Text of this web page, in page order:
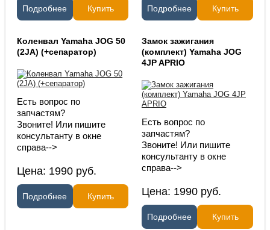
Подробнее Купить Подробнее Купить
Коленвал Yamaha JOG 50
(2JА) (+сепаратор)
Есть вопрос по
запчастям?
Звоните! Или пишите
консультанту в окне
справа-->
Цена: 1990 руб.
Подробнее Купить
Замок зажигания
(комплект) Yamaha JOG
4JP APRIO
Есть вопрос по
запчастям?
Звоните! Или пишите
консультанту в окне
справа-->
Цена: 1990 руб.
Подробнее Купить